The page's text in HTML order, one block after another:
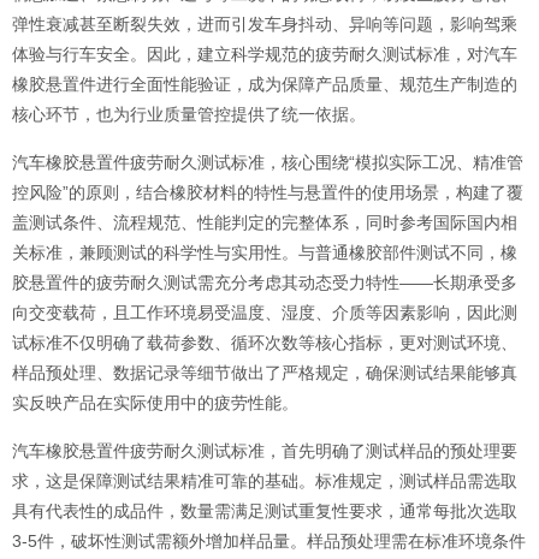
弹性衰减甚至断裂失效，进而引发车身抖动、异响等问题，影响驾乘
体验与行车安全。因此，建立科学规范的疲劳耐久测试标准，对汽车
橡胶悬置件进行全面性能验证，成为保障产品质量、规范生产制造的
核心环节，也为行业质量管控提供了统一依据。
汽车橡胶悬置件疲劳耐久测试标准，核心围绕“模拟实际工况、精准管
控风险”的原则，结合橡胶材料的特性与悬置件的使用场景，构建了覆
盖测试条件、流程规范、性能判定的完整体系，同时参考国际国内相
关标准，兼顾测试的科学性与实用性。与普通橡胶部件测试不同，橡
胶悬置件的疲劳耐久测试需充分考虑其动态受力特性——长期承受多
向交变载荷，且工作环境易受温度、湿度、介质等因素影响，因此测
试标准不仅明确了载荷参数、循环次数等核心指标，更对测试环境、
样品预处理、数据记录等细节做出了严格规定，确保测试结果能够真
实反映产品在实际使用中的疲劳性能。
汽车橡胶悬置件疲劳耐久测试标准，首先明确了测试样品的预处理要
求，这是保障测试结果精准可靠的基础。标准规定，测试样品需选取
具有代表性的成品件，数量需满足测试重复性要求，通常每批次选取
3-5件，破坏性测试需额外增加样品量。样品预处理需在标准环境条件